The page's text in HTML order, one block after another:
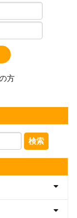
方
検索